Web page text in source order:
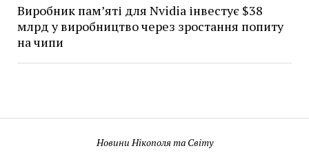
Виробник пам’яті для Nvidia інвестує $38
млрд у виробництво через зростання попиту
на чипи
Новини Нікополя та Світу